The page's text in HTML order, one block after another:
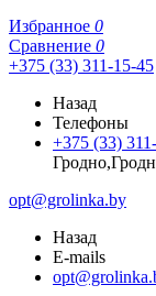
Избранное 0
Сравнение 0
+375 (33) 311-15-45
Назад
Телефоны
+375 (33)
opt@grolinka.by
Назад
E-mails